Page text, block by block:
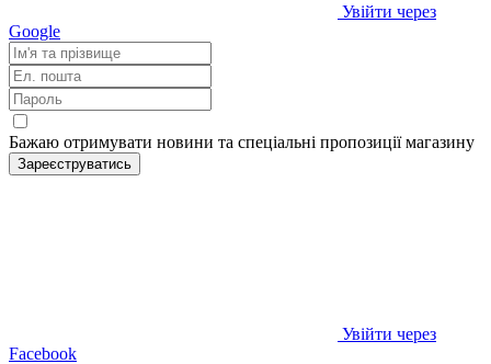
Увійти через
Google
Бажаю отримувати новини та спеціальні пропозиціїмагазину
Зареєструватись
Увійти через
Facebook